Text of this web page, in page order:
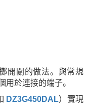
開關的做法。與常規
用於連接的端子。
DZ3G450DAL）實現